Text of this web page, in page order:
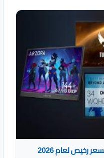
رخيص لعام 2026